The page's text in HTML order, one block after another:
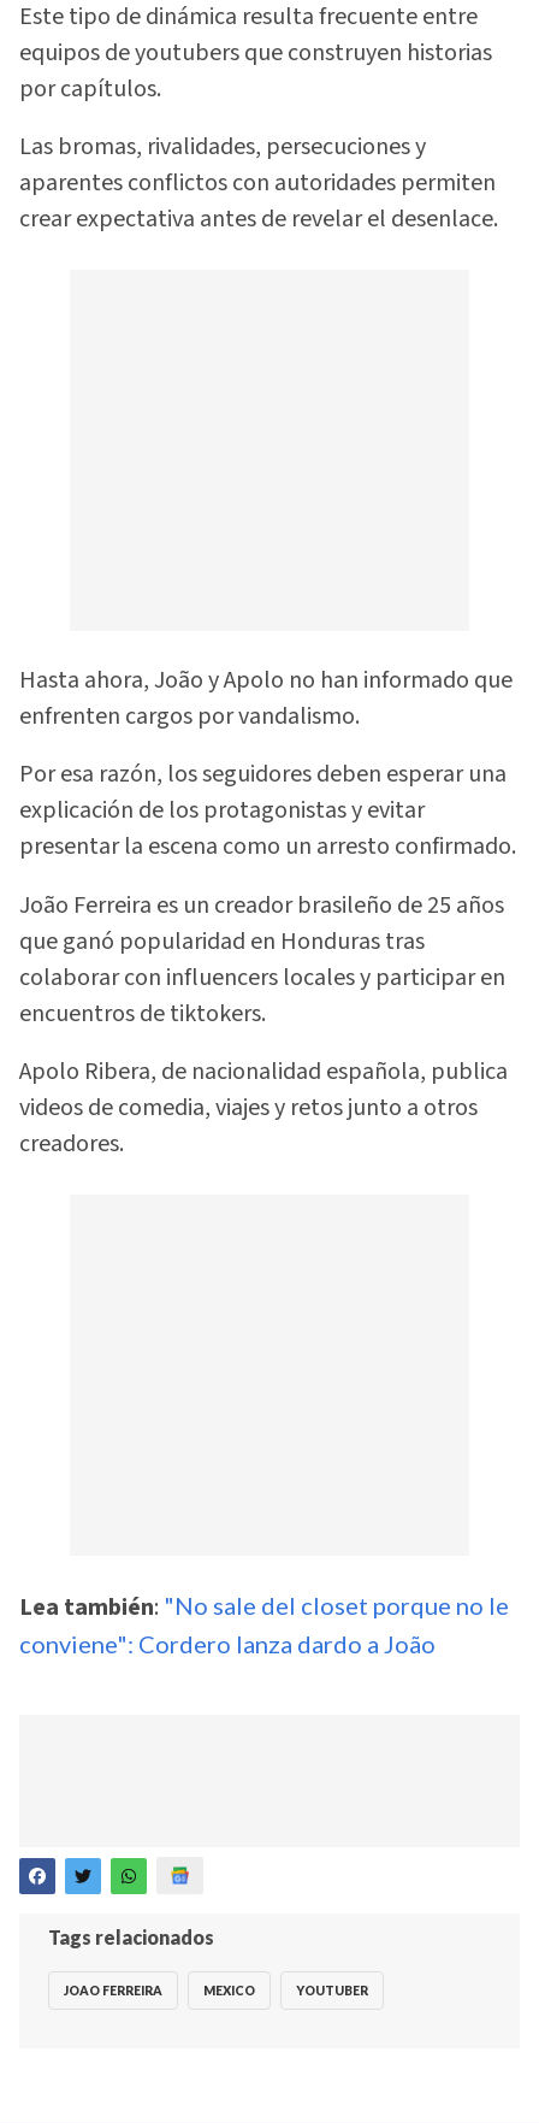
Este tipo de dinámica resulta frecuente entre
equipos de youtubers que construyen historias
por capítulos.
Las bromas, rivalidades, persecuciones y
aparentes conflictos con autoridades permiten
crear expectativa antes de revelar el desenlace.
Hasta ahora, João y Apolo no han informado que
enfrenten cargos por vandalismo.
Por esa razón, los seguidores deben esperar una
explicación de los protagonistas y evitar
presentar la escena como un arresto confirmado.
João Ferreira es un creador brasileño de 25 años
que ganó popularidad en Honduras tras
colaborar con influencers locales y participar en
encuentros de tiktokers.
Apolo Ribera, de nacionalidad española, publica
videos de comedia, viajes y retos junto a otros
creadores.
Lea también: "No sale del closet porque no le
conviene": Cordero lanza dardo a João
Tags relacionados
JOAO FERREIRA MEXICO YOUTUBER